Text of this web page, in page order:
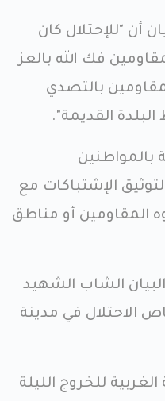
أن "للإحتلال كان
فك الله بالعز
بالتصدي
القديمة".
بالمواطنين
الإشتباكات مع
المقاومين أو مناطق
الشاب الشهيد
الاحتلال في مدينة
للخروج الليلة